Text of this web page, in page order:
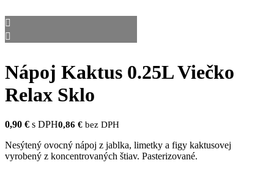
Nápoj Kaktus 0.25L Viečko
Relax Sklo
0,90 € s DPH0,86 € bez DPH
Nesýtený ovocný nápoj z jablka, limetky a figy kaktusovej
vyrobený z koncentrovaných štiav. Pasterizované.